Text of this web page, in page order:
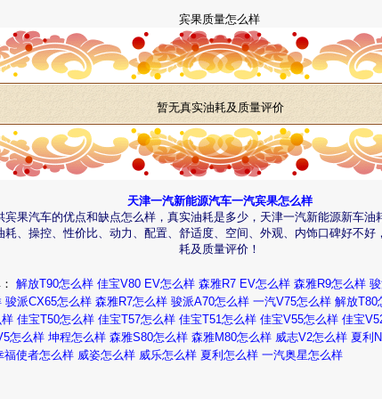
宾果质量怎么样
暂无真实油耗及质量评价
天津一汽新能源汽车一汽宾果怎么样
宾果汽车的优点和缺点怎么样，真实油耗是多少，天津一汽新能源新车油
耗、操控、性价比、动力、配置、舒适度、空间、外观、内饰口碑好不好
耗及质量评价！
解放T90怎么样 佳宝V80 EV怎么样 森雅R7 EV怎么样 森雅R9怎么样
骏派CX65怎么样 森雅R7怎么样 骏派A70怎么样 一汽V75怎么样 解放T80
佳宝T50怎么样 佳宝T57怎么样 佳宝T51怎么样 佳宝V55怎么样 佳宝
怎么样 坤程怎么样 森雅S80怎么样 森雅M80怎么样 威志V2怎么样 夏利
福使者怎么样 威姿怎么样 威乐怎么样 夏利怎么样 一汽奥星怎么样